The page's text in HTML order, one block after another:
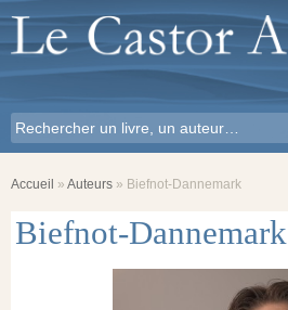
Accueil » Auteurs » Biefnot-Dannemark
Biefnot-Dannemark